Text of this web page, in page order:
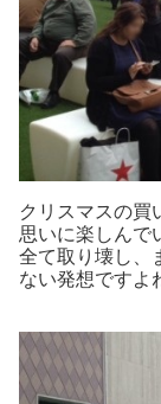
クリスマスの買
思いに楽しんで
全て取り壊し、
ない発想ですよ